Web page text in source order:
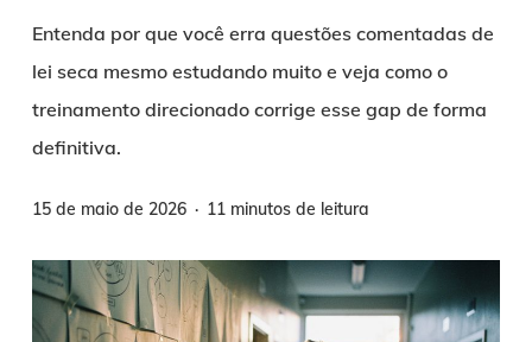
Entenda por que você erra questões comentadas de
lei seca mesmo estudando muito e veja como o
treinamento direcionado corrige esse gap de forma
definitiva.
15 de maio de 2026 11 minutos de leitura